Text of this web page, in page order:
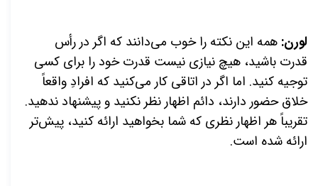
لورن: همه این نکته را خوب می‌دانند که اگر در رأس
قدرت باشید، هیچ نیازی نیست قدرت خود را برای کسی
توجیه کنید. اما اگر در اتاقی کار می‌کنید که افرادِ واقعاً
خلاق حضور دارند، دائم اظهار نظر نکنید و پیشنهاد ندهید.
تقریباً هر اظهار نظری که شما بخواهید ارائه کنید، پیش‌تر
ارائه شده است.